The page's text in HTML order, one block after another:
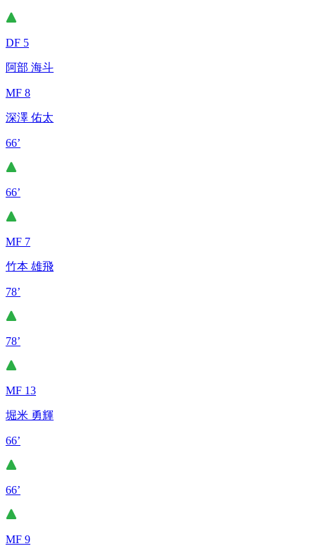
DF 5
阿部 海斗
MF 8
深澤 佑太
66’
66’
MF 7
竹本 雄飛
78’
78’
MF 13
堀米 勇輝
66’
66’
MF 9